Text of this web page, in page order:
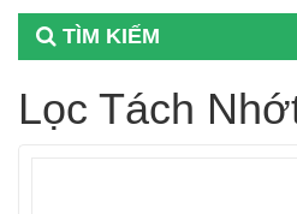
TÌM KIẾM
Lọc Tách